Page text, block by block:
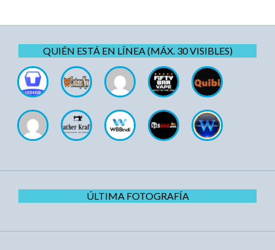
QUIÉN ESTÁ EN LÍNEA (MÁX. 30 VISIBLES)
ÚLTIMA FOTOGRAFÍA